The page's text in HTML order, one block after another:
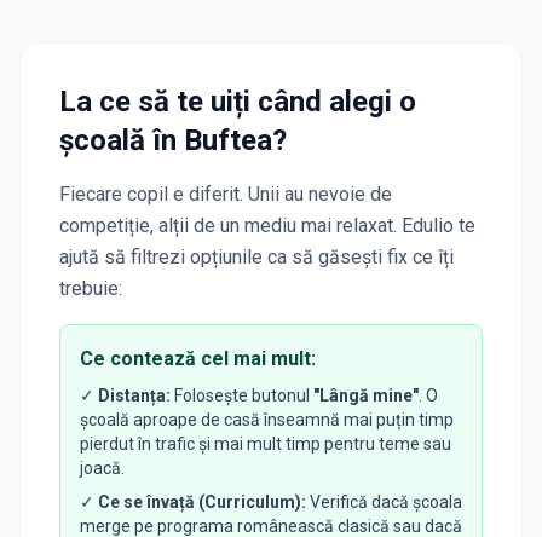
La ce să te uiți când alegi o
școalăîn Buftea?
Fiecare copil e diferit. Unii au nevoie de
competiție, alții de un mediu mai relaxat. Edulio te
ajută să filtrezi opțiunile ca să găsești fix ce îți
trebuie:
Ce contează cel mai mult:
✓ Distanța: Folosește butonul "Lângă mine" . O
școală aproape de casă înseamnă mai puțin timp
pierdut în trafic și mai mult timp pentru teme sau
joacă.
✓ Ce se învață (Curriculum): Verifică dacă școala
merge pe programa românească clasică sau dacă